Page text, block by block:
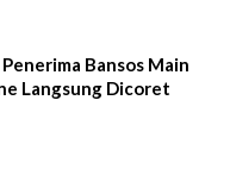
Penerima Bansos Main
Langsung Dicoret